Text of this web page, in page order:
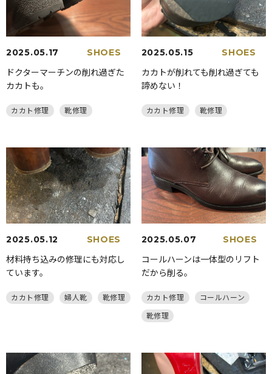
2025.05.17 SHOES
ドクターマーチンの削れ過ぎた
カカトも。
カカト修理 靴修理
2025.05.15 SHOES
カカトが削れても削れ過ぎても
諦めない！
カカト修理 靴修理
2025.05.12 SHOES
材料持ち込みの修理にも対応し
ています。
カカト修理 婦人靴 靴修理
2025.05.07 SHOES
コールハーンは一体型のリフト
だから削る。
カカト修理
コールハーン
靴修理